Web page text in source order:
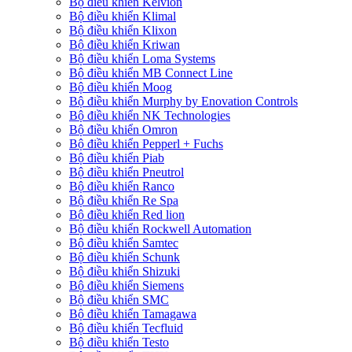
Bộ điều khiển Klimal
Bộ điều khiển Klixon
Bộ điều khiển Kriwan
Bộ điều khiển Loma Systems
Bộ điều khiển MB Connect Line
Bộ điều khiển Moog
Bộ điều khiển Murphy by Enovation Controls
Bộ điều khiển NK Technologies
Bộ điều khiển Omron
Bộ điều khiển Pepperl + Fuchs
Bộ điều khiển Piab
Bộ điều khiển Pneutrol
Bộ điều khiển Ranco
Bộ điều khiển Re Spa
Bộ điều khiển Red lion
Bộ điều khiển Rockwell Automation
Bộ điều khiển Samtec
Bộ điều khiển Schunk
Bộ điều khiển Shizuki
Bộ điều khiển Siemens
Bộ điều khiển SMC
Bộ điều khiển Tamagawa
Bộ điều khiển Tecfluid
Bộ điều khiển Testo